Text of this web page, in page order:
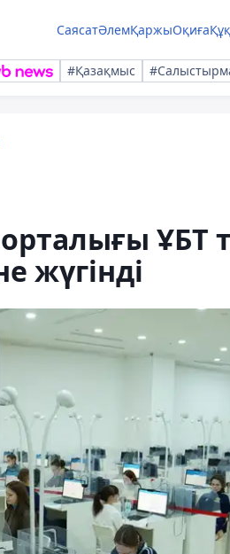
СаясатӘлемҚаржыОқиға
#Қазақмыс
орталығы ҰБТ
жүгінді